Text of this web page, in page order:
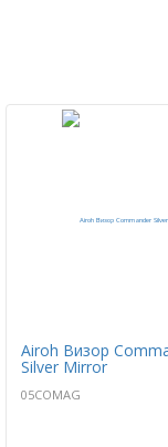
Airoh Визор
Silver Mirror
05COMAG